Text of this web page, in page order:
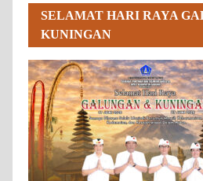
SELAMAT HARI RAYA
KUNINGAN